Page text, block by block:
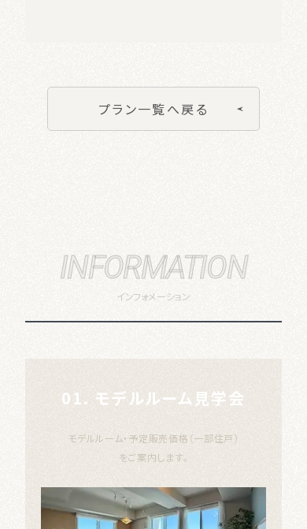
プラン一覧へ戻る
INFORMATION
インフォメーション
01. モデルルーム見学会
モデルルーム・予定販売価格（一部住戸）
をご案内します。